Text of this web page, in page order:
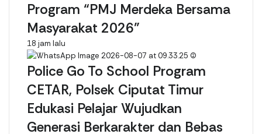
a
Program “PMJ Merdeka Bersama
Masyarakat 2026”
18 jam lalu
Police Go To School Program
CETAR, Polsek Ciputat Timur
Edukasi Pelajar Wujudkan
Generasi Berkarakter dan Bebas